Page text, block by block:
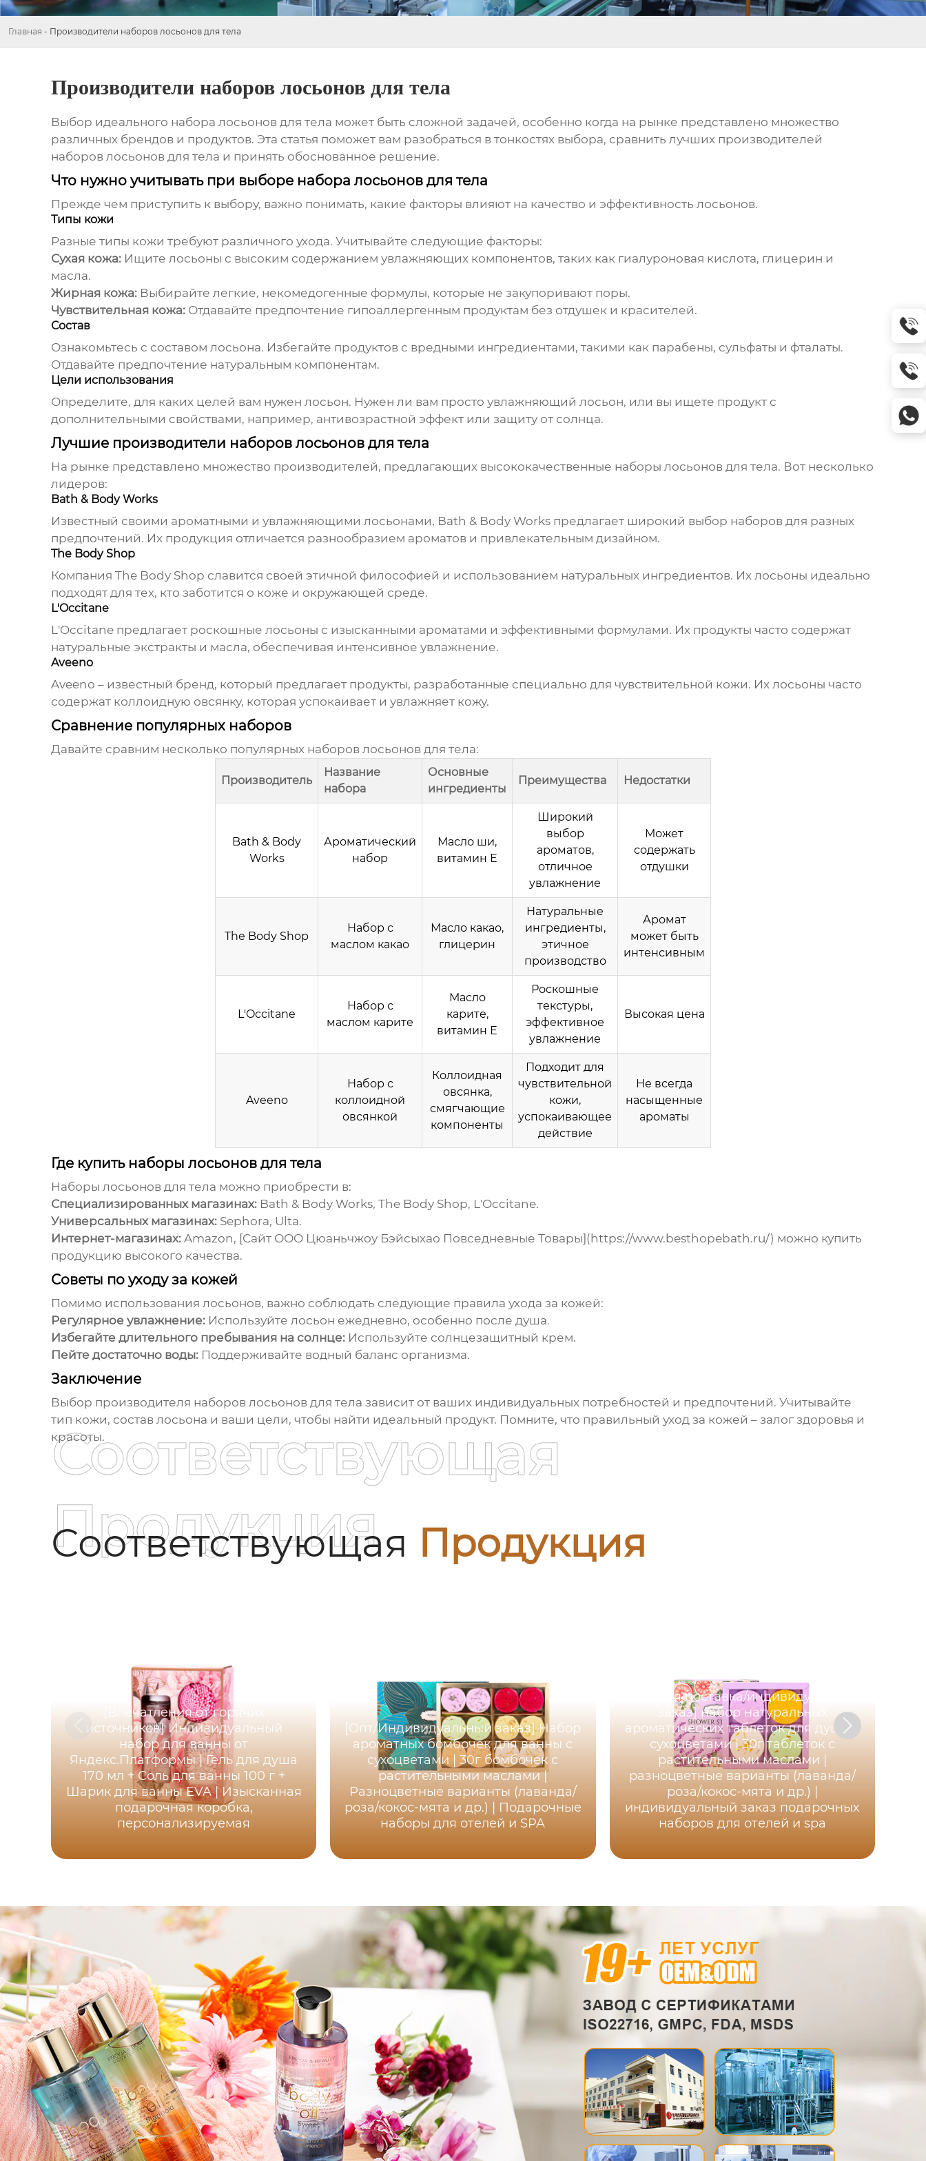
Главная - Производители наборов лосьонов для тела
Производители наборов лосьонов для тела
Выбор идеального набора лосьонов для тела может быть сложной задачей, особенно когда на рынке представлено множество
различных брендов и продуктов. Эта статья поможет вам разобраться в тонкостях выбора, сравнить лучших производителей
наборов лосьонов для тела и принять обоснованное решение.
Что нужно учитывать при выборе набора лосьонов для тела
Прежде чем приступить к выбору, важно понимать, какие факторы влияют на качество и эффективность лосьонов.
Типы кожи
Разные типы кожи требуют различного ухода. Учитывайте следующие факторы:
Сухая кожа:Ищите лосьоны с высоким содержанием увлажняющих компонентов, таких как гиалуроновая кислота, глицерин и
масла.
Жирная кожа:Выбирайте легкие, некомедогенные формулы, которые не закупоривают поры.
Чувствительная кожа:Отдавайте предпочтение гипоаллергенным продуктам без отдушек и красителей.
Состав
Ознакомьтесь с составом лосьона. Избегайте продуктов с вредными ингредиентами, такими как парабены, сульфаты и фталаты.
Отдавайте предпочтение натуральным компонентам.
Цели использования
Определите, для каких целей вам нужен лосьон. Нужен ли вам просто увлажняющий лосьон, или вы ищете продукт с
дополнительными свойствами, например, антивозрастной эффект или защиту от солнца.
Лучшие производители наборов лосьонов для тела
На рынке представлено множество производителей, предлагающих высококачественные наборы лосьонов для тела. Вот несколько
лидеров:
Bath & Body Works
Известный своими ароматными и увлажняющими лосьонами, Bath & Body Worksпредлагает широкий выбор наборов для разных
предпочтений. Их продукция отличается разнообразием ароматов и привлекательным дизайном.
The Body Shop
Компания The Body Shop славится своей этичной философией и использованием натуральных ингредиентов. Их лосьоны идеально
подходят для тех, кто заботится о коже и окружающей среде.
L'Occitane
L'Occitaneпредлагает роскошные лосьоны с изысканными ароматами и эффективными формулами. Их продукты часто содержат
натуральные экстракты и масла, обеспечивая интенсивное увлажнение.
Aveeno
Aveeno – известный бренд, который предлагает продукты, разработанные специально для чувствительной кожи. Их лосьоны часто
содержат коллоидную овсянку, которая успокаивает и увлажняет кожу.
Сравнение популярных наборов
Давайте сравним несколько популярных наборов лосьонов для тела:
Производитель
Название
набора
Основные
ингредиенты
Преимущества Недостатки
Bath & Body
Works
Ароматический
набор
Масло ши,
витамин E
Широкий
выбор
ароматов,
отличное
увлажнение
Может
содержать
отдушки
The Body Shop
Набор с
маслом какао
Масло какао,
глицерин
Натуральные
ингредиенты,
этичное
производство
Аромат
может быть
интенсивным
L'Occitane
Набор с
маслом карите
Масло
карите,
витамин Е
Роскошные
текстуры,
эффективное
увлажнение
Высокая цена
Aveeno
Набор с
коллоидной
овсянкой
Коллоидная
овсянка,
смягчающие
компоненты
Подходит для
чувствительной
кожи,
успокаивающее
действие
Не всегда
насыщенные
ароматы
Где купить наборы лосьонов для тела
Наборы лосьонов для тела можно приобрести в:
Специализированных магазинах:Bath & Body Works, The Body Shop, L'Occitane.
Универсальных магазинах:Sephora, Ulta.
Интернет-магазинах:Amazon, [Сайт ООО Цюаньчжоу Бэйсыхао Повседневные Товары](https://www.besthopebath.ru/) можно купить
продукцию высокого качества.
Советы по уходу за кожей
Помимо использования лосьонов, важно соблюдать следующие правила ухода за кожей:
Регулярное увлажнение:Используйте лосьон ежедневно, особенно после душа.
Избегайте длительного пребывания на солнце:Используйте солнцезащитный крем.
Пейте достаточно воды:Поддерживайте водный баланс организма.
Заключение
Выбор производителя наборов лосьонов для тела зависит от ваших индивидуальных потребностей и предпочтений. Учитывайте
тип кожи, состав лосьона и ваши цели, чтобы найти идеальный продукт. Помните, что правильный уход за кожей – залог здоровья и
красоты.
Соответствующая Продукция
Соответствующая
Продукция
[Впечатления от горячих
источников] Индивидуальный
набор для ванны от
Яндекс.Платформы | Гель для душа
170 мл + Соль для ванны 100 г +
Шарик для ванны EVA | Изысканная
подарочная коробка,
персонализируемая
[Опт/Индивидуальный заказ] Набор
ароматных бомбочек для ванны с
сухоцветами | 30г бомбочек с
растительными маслами |
Разноцветные варианты (лаванда/
роза/кокос-мята и др.) | Подарочные
наборы для отелей и SPA
[оптовая поставка/индивидуальный
заказ] набор натуральных
ароматических таблеток для душа с
сухоцветами | 30г таблеток с
растительными маслами |
разноцветные варианты (лаванда/
роза/кокос-мята и др.) |
индивидуальный заказ подарочных
наборов для отелей и spa